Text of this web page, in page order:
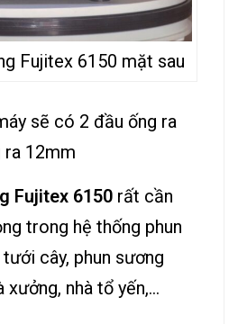
Fujitex 6150 mặt sau
sẽ có 2 đầu ống ra
ra 12mm
Fujitex 6150 rất cần
trong hệ thống phun
cây, phun sương
xưởng, nhà tổ yến,…